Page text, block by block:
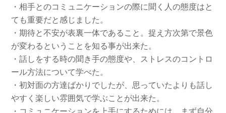
・相手とのコミュニケーションの際に聞く人の態度はと
ても重要だと感じました。
・期待と不安が表裏一体であること。捉え方次第で景色
が変わるということを知る事が出来た。
・話しをする時の聞き手の態度や、ストレスのコントロ
ール方法について学べた。
・初対面の方達ばかりでしたが、思っていたよりも話し
やすく楽しい雰囲気で学ぶことが出来た。